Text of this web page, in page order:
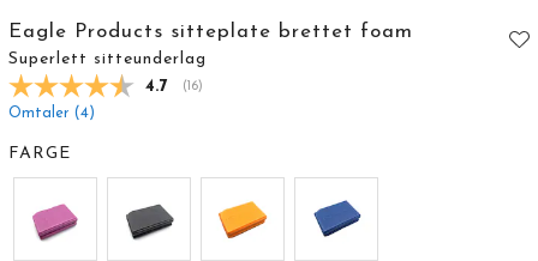
Eagle Products sitteplate brettet foam
Superlett sitteunderlag
Gjennomsnittskarakter:
4.7 ( stemmer:
16)
Omtaler (4)
FARGE